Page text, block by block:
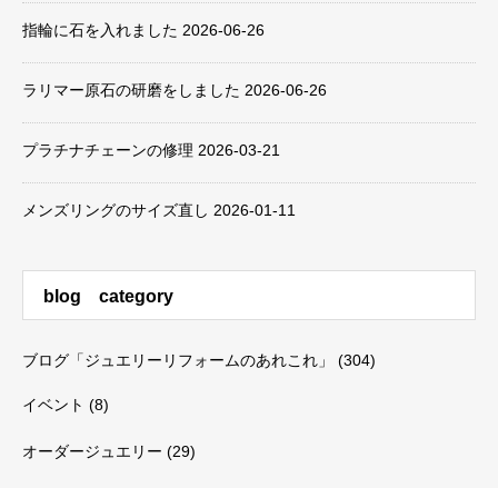
指輪に石を入れました 2026-06-26
ラリマー原石の研磨をしました 2026-06-26
プラチナチェーンの修理 2026-03-21
メンズリングのサイズ直し 2026-01-11
blog category
ブログ「ジュエリーリフォームのあれこれ」 (304)
イベント (8)
オーダージュエリー (29)